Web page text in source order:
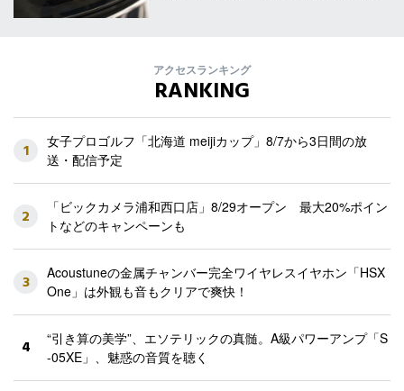
アクセスランキング
RANKING
1
女子プロゴルフ「北海道 meijiカップ」8/7から3日間の放
送・配信予定
2
「ビックカメラ浦和西口店」8/29オープン 最大20%ポイン
トなどのキャンペーンも
3
Acoustuneの金属チャンバー完全ワイヤレスイヤホン「HSX
One」は外観も音もクリアで爽快！
4
“引き算の美学”、エソテリックの真髄。A級パワーアンプ「S
-05XE」、魅惑の音質を聴く